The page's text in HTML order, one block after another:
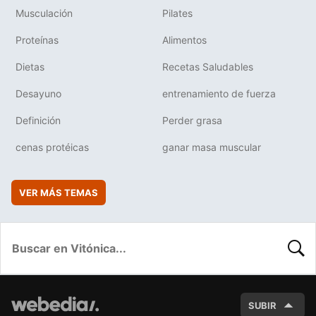
Musculación Pilates
Proteínas Alimentos
Dietas Recetas Saludables
Desayuno entrenamiento de fuerza
Definición Perder grasa
cenas protéicas ganar masa muscular
VER MÁS TEMAS
SUBIR